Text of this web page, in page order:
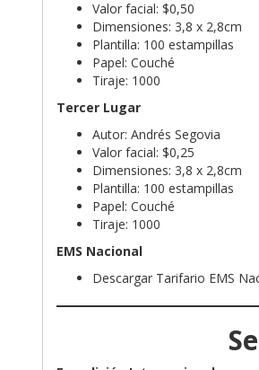
Valor facial: $0,50
Dimensiones: 3,8 x 2,8cm
Plantilla: 100 estampillas
Papel: Couché
Tiraje: 1000
Tercer Lugar
Autor: Andrés Segovia
Valor facial: $0,25
Dimensiones: 3,8 x 2,8cm
Plantilla: 100 estampillas
Papel: Couché
Tiraje: 1000
EMS Nacional
Descargar Tarifario EMS